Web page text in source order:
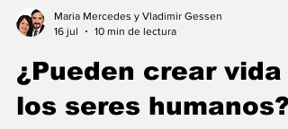
Maria Mercedes y Vladimir Gessen